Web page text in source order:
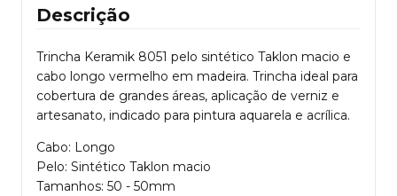
Descrição
Trincha Keramik 8051 pelo sintético Taklon macio e
cabo longo vermelho em madeira. Trincha ideal para
cobertura de grandes áreas, aplicação de verniz e
artesanato, indicado para pintura aquarela e acrílica.
Cabo: Longo
Pelo: Sintético Taklon macio
Tamanhos: 50 - 50mm